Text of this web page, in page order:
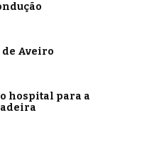
de Aveiro
hospital para a